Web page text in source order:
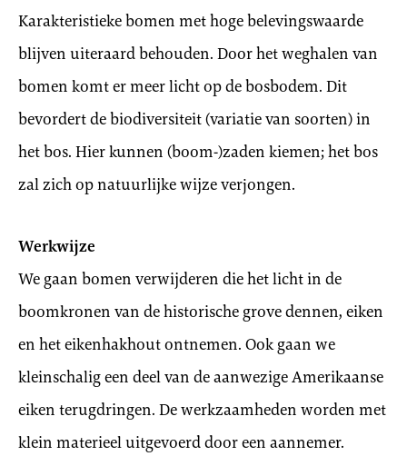
Karakteristieke bomen met hoge belevingswaarde
blijven uiteraard behouden. Door het weghalen van
bomen komt er meer licht op de bosbodem. Dit
bevordert de biodiversiteit (variatie van soorten) in
het bos. Hier kunnen (boom-)zaden kiemen; het bos
zal zich op natuurlijke wijze verjongen.
Werkwijze
We gaan bomen verwijderen die het licht in de
boomkronen van de historische grove dennen, eiken
en het eikenhakhout ontnemen. Ook gaan we
kleinschalig een deel van de aanwezige Amerikaanse
eiken terugdringen. De werkzaamheden worden met
klein materieel uitgevoerd door een aannemer.